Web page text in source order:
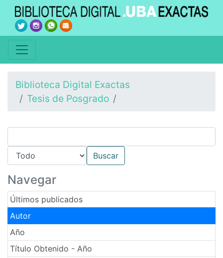
Biblioteca Digital Exactas
Tesis de Posgrado
Navegar
Últimos publicados
Autor
Año
Título Obtenido - Año